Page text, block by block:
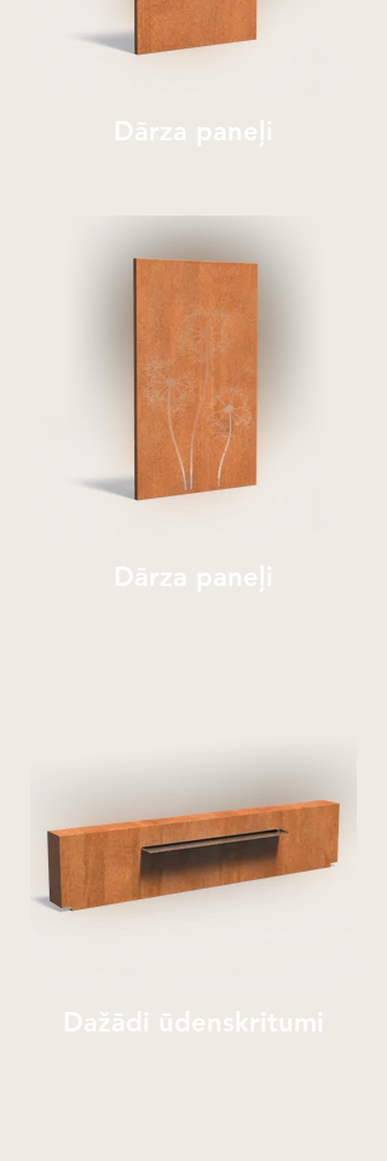
Dārza paneļi
Dārza paneļi
Dažādi ūdenskritumi